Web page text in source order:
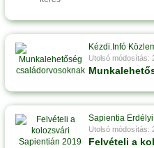
Kézdi.Infó
Utolsó módosítás:
Sapientia
Utolsó módosítás:
Felvételi a